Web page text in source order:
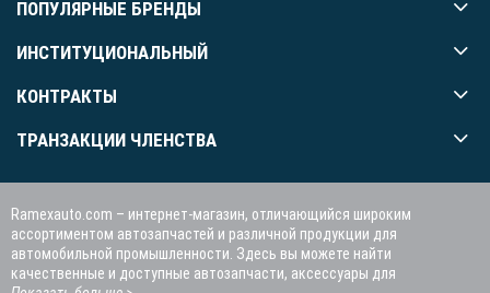
ПОПУЛЯРНЫЕ БРЕНДЫ
ИНСТИТУЦИОНАЛЬНЫЙ
КОНТРАКТЫ
ТРАНЗАКЦИИ ЧЛЕНСТВА
Ramexauto.com – интернет-магазин, отличающийся широким
ассортиментом автозапчастей и различной продукции для
автомобильной промышленности. Здесь вы можете найти
качественные и доступные автозапчасти, аксессуары для